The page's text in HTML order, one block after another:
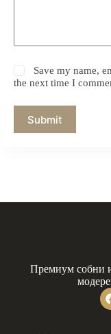
Save my name,
the next time I
Submit
Премиум собни